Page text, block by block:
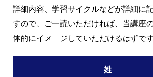
詳細内容、学習サイクルなどが詳細に
すので、ご一読いただければ、当講座
体的にイメージしていただけるはずです
姓